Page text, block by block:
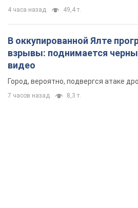
4 часа назад 49,4 т.
В оккупированной Ялте
взрывы: поднимается
видео
Город, вероятно, подвергся атаке
7 часов назад 8,3 т.